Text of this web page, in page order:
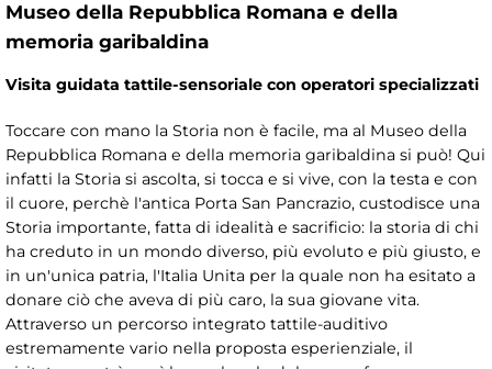
Museo della Repubblica Romana e della
memoria garibaldina
Visita guidata tattile-sensoriale con operatori specializzati
Toccare con mano la Storia non è facile, ma al Museo della
Repubblica Romana e della memoria garibaldina si può! Qui
infatti la Storia si ascolta, si tocca e si vive, con la testa e con
il cuore, perchè l'antica Porta San Pancrazio, custodisce una
Storia importante, fatta di idealità e sacrificio: la storia di chi
ha creduto in un mondo diverso, più evoluto e più giusto, e
in un'unica patria, l'Italia Unita per la quale non ha esitato a
donare ciò che aveva di più caro, la sua giovane vita.
Attraverso un percorso integrato tattile-auditivo
estremamente vario nella proposta esperienziale, il